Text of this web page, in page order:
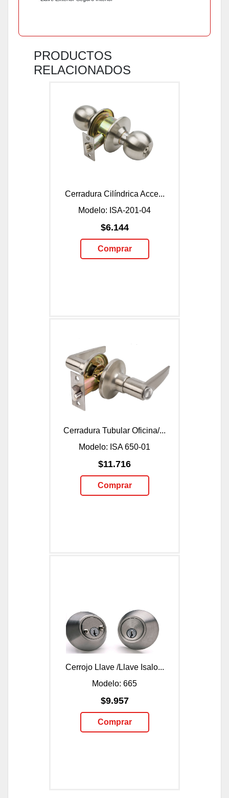
PRODUCTOS
RELACIONADOS
Cerradura Cilíndrica Acce...
Modelo: ISA-201-04
$6.144
Comprar
Cerradura Tubular Oficina/...
Modelo: ISA 650-01
$11.716
Comprar
Cerrojo Llave /Llave Isalo...
Modelo: 665
$9.957
Comprar